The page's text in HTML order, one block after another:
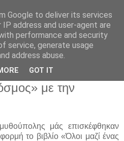
"ΔΕΛΑΣΑΛ"
με την
μάς επισκέφθηκαν
το βιβλίο «Όλοι μαζί ένας
Google to deliver its services
address and user-agent are
performance and security
service, generate usage
address abuse.
GOT IT